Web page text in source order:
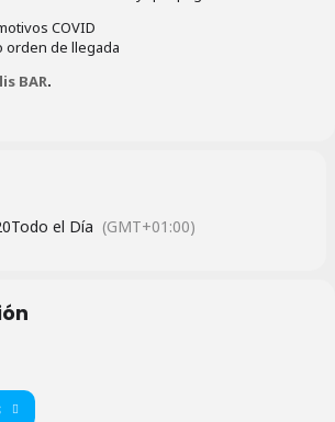
COVID
orden de llegada
BAR.
Todo el Día (GMT+01:00)